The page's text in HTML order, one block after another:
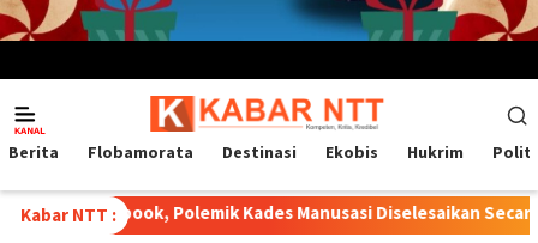
Mobile
Berita Flobamorata Destinasi Ekobis Hukrim
Kabar NTT :Kades Manusasi Diselesaikan Secara Damai dan